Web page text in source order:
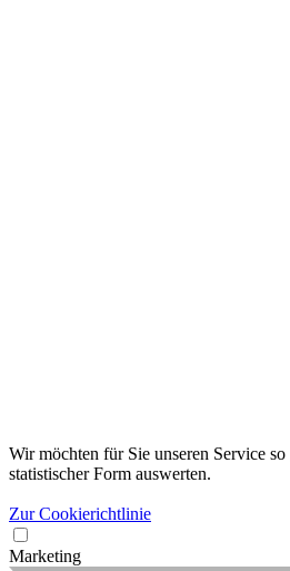
Wir möchten für Sie unseren Service
statistischer Form auswerten.
Zur Cookierichtlinie
Marketing